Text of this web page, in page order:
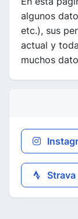
algunos
etc.), sus
actual y
muchos
Strava